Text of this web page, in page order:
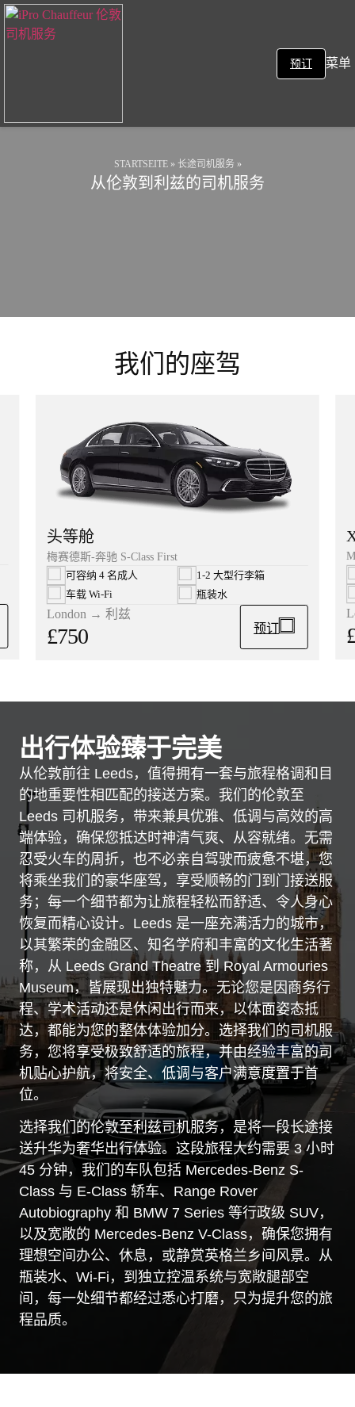
预订 菜单
STARTSEITE» 长途司机服务 »
从伦敦到利兹的司机服务
我们的座驾
头等舱
梅赛德斯-奔驰 S-Class First
可容纳 4 名成人
1-2 大型行李箱
车载 Wi‑Fi
瓶装水
London → 利兹
£750 预订
出行体验臻于完美
从伦敦前往 Leeds，值得拥有一套与旅程格调和目
的地重要性相匹配的接送方案。我们的伦敦至
Leeds 司机服务，带来兼具优雅、低调与高效的高
端体验，确保您抵达时神清气爽、从容就绪。无需
忍受火车的周折，也不必亲自驾驶而疲惫不堪，您
将乘坐我们的豪华座驾，享受顺畅的门到门接送服
务；每一个细节都为让旅程轻松而舒适、令人身心
恢复而精心设计。Leeds 是一座充满活力的城市，
以其繁荣的金融区、知名学府和丰富的文化生活著
称，从 Leeds Grand Theatre 到 Royal Armouries
Museum，皆展现出独特魅力。无论您是因商务行
程、学术活动还是休闲出行而来，以体面姿态抵
达，都能为您的整体体验加分。选择我们的司机服
务，您将享受极致舒适的旅程，并由经验丰富的司
机贴心护航，将安全、低调与客户满意度置于首
位。
选择我们的伦敦至利兹司机服务，是将一段长途接
送升华为奢华出行体验。这段旅程大约需要 3 小时
45 分钟，我们的车队包括 Mercedes-Benz S-
Class 与 E-Class 轿车、Range Rover
Autobiography 和 BMW 7 Series 等行政级 SUV，
以及宽敞的 Mercedes-Benz V-Class，确保您拥有
理想空间办公、休息，或静赏英格兰乡间风景。从
瓶装水、Wi-Fi，到独立控温系统与宽敞腿部空
间，每一处细节都经过悉心打磨，只为提升您的旅
程品质。